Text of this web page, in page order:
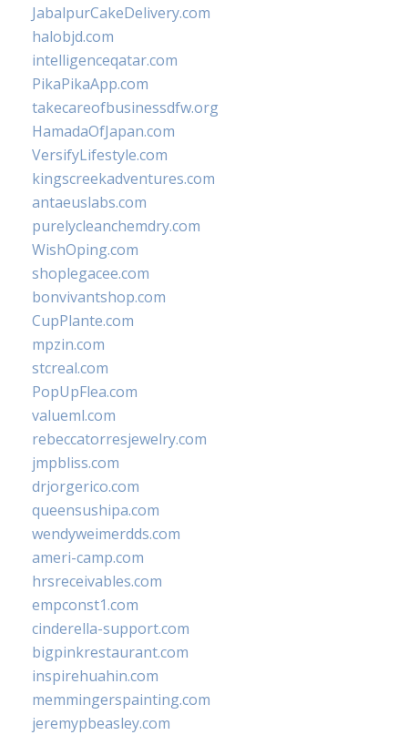
JabalpurCakeDelivery.com
halobjd.com
intelligenceqatar.com
PikaPikaApp.com
takecareofbusinessdfw.org
HamadaOfJapan.com
VersifyLifestyle.com
kingscreekadventures.com
antaeuslabs.com
purelycleanchemdry.com
WishOping.com
shoplegacee.com
bonvivantshop.com
CupPlante.com
mpzin.com
stcreal.com
PopUpFlea.com
valueml.com
rebeccatorresjewelry.com
jmpbliss.com
drjorgerico.com
queensushipa.com
wendyweimerdds.com
ameri-camp.com
hrsreceivables.com
empconst1.com
cinderella-support.com
bigpinkrestaurant.com
inspirehuahin.com
memmingerspainting.com
jeremypbeasley.com